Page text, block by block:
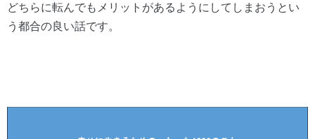
どちらに転んでもメリットがあるようにしてしまおうとい
う都合の良い話です。